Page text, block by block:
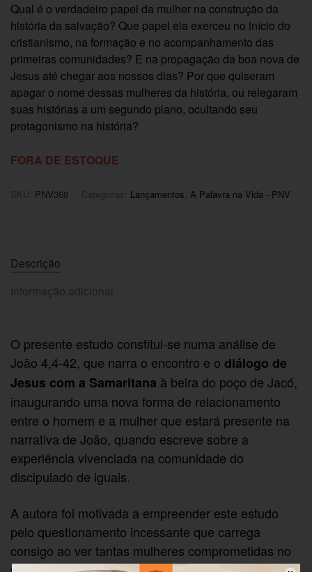
Qual é o verdadeiro papel da mulher na construção da
história da salvação? Que papel ela exerceu no início do
cristianismo, na formação e no acompanhamento das
primeiras comunidades? E na propagação da boa nova de
Jesus até chegar aos nossos dias? Por que quiseram
apagar o nome dessas mulheres da história, ou relegaram
suas histórias a um segundo plano, ocultando seu
protagonismo na história?
FORA DE ESTOQUE
SKU: PNV368 Categorias: Lançamentos A Palavra na Vida - PNV
Descrição
Informação adicional
O presente estudo constitui-se numa análise de
João 4,4-42, que narra o encontro e o diálogo de
Jesus com a Samaritana à beira do poço de Jacó,
inaugurando uma nova forma de relacionamento
entre o homem e a mulher que estará presente na
narrativa de João, quando escreve sobre a
experiência vivenciada na comunidade do
discipulado de iguais.
A autora foi motivada a empreender este estudo
pelo questionamento incessante que carrega
consigo ao ver tantas mulheres comprometidas no